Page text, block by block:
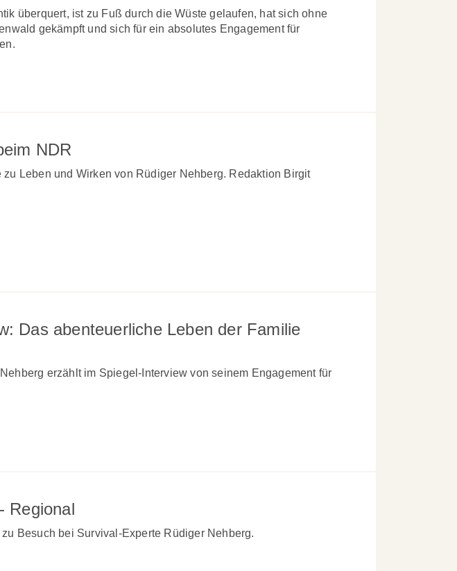
überquert, ist zu Fuß durch die Wüste gelaufen, hat sich ohne
gekämpft und sich für ein absolutes Engagement für
NDR
Leben und Wirken von Rüdiger Nehberg. Redaktion Birgit
Das abenteuerliche Leben der Familie
erzählt im Spiegel-Interview von seinem Engagement für
Regional
Besuch bei Survival-Experte Rüdiger Nehberg.